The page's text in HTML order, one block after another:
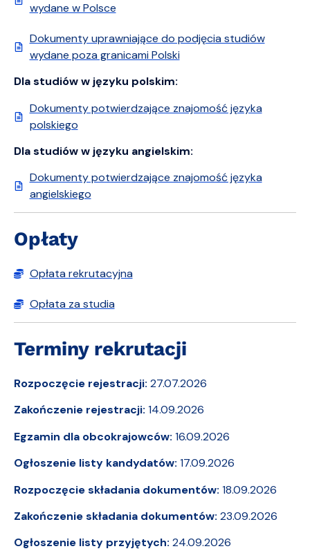
wydane w Polsce
Dokumenty uprawniające do podjęcia studiów
wydane poza granicami Polski
Dla studiów w języku polskim:
Dokumenty potwierdzające znajomość języka
polskiego
Dla studiów w języku angielskim:
Dokumenty potwierdzające znajomość języka
angielskiego
Opłaty
Opłata rekrutacyjna
Opłata za studia
Terminy rekrutacji
Rozpoczęcie rejestracji: 27.07.2026
Zakończenie rejestracji: 14.09.2026
Egzamin dla obcokrajowców: 16.09.2026
Ogłoszenie listy kandydatów: 17.09.2026
Rozpoczęcie składania dokumentów: 18.09.2026
Zakończenie składania dokumentów: 23.09.2026
Ogłoszenie listy przyjętych: 24.09.2026